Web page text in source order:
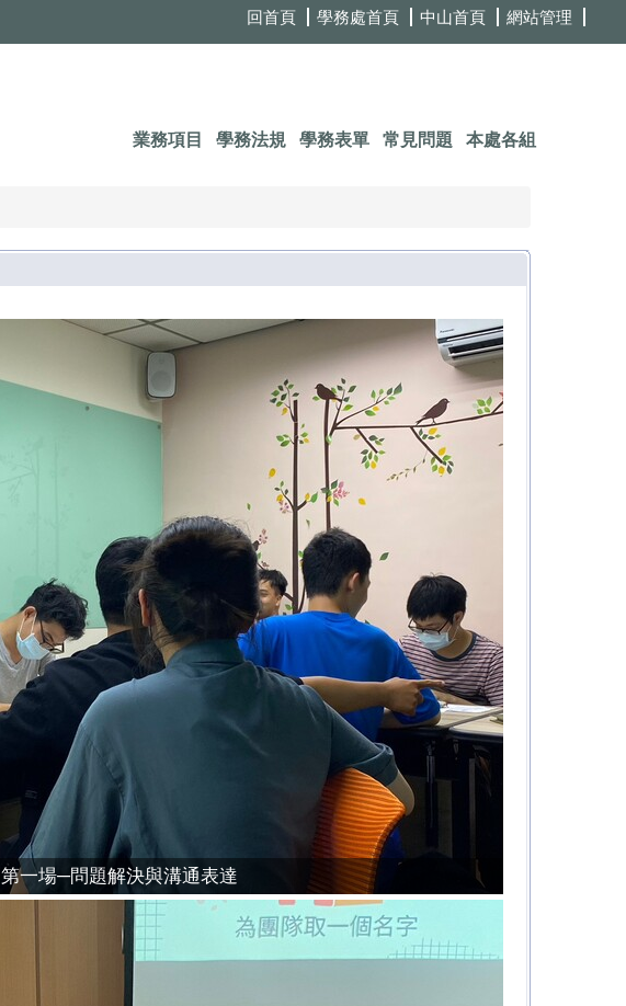
回首頁 學務處首頁 中山首頁 網站管理
本處各組
常見問題
學務表單
學務法規
業務項目
第一場─問題解決與溝通表達